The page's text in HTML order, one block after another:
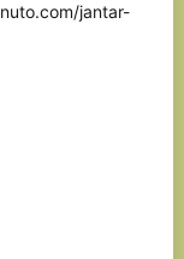
jantar-